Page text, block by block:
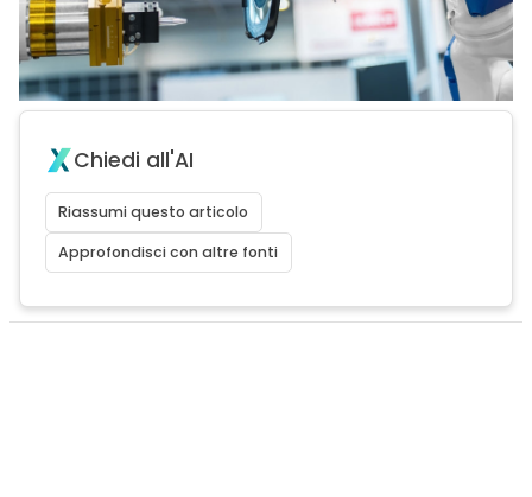
Chiedi all'AI
Riassumi questo articolo
Approfondisci con altre fonti